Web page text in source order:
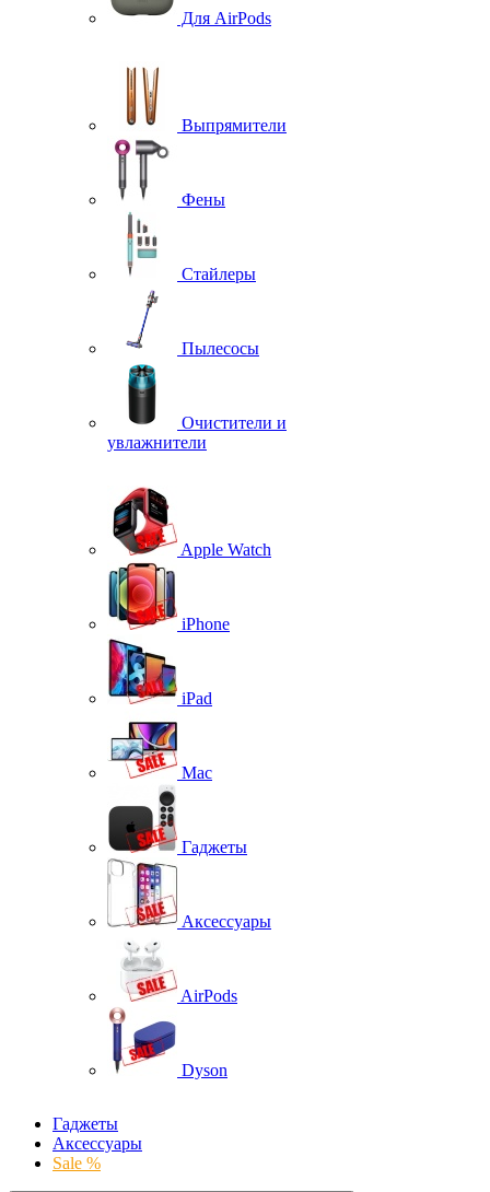
Для AirPods
Выпрямители
Фены
Стайлеры
Пылесосы
Очистители и
увлажнители
Apple Watch
iPhone
iPad
Mac
Гаджеты
Аксессуары
AirPods
Dyson
Гаджеты
Аксессуары
Sale %